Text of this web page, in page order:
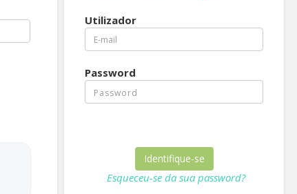
Utilizador
Password
Esqueceu-se da sua password?